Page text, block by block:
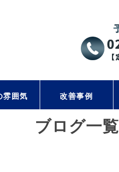
雰囲気 改善事例
ブログ一覧